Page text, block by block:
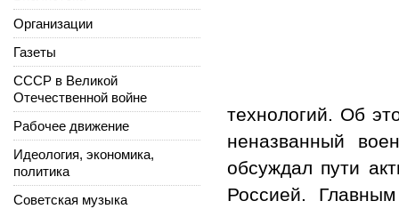
технологий. Об
неназванный
обсуждал пути
Россией.
Организации
Газеты
СССР в Великой
Отечественной войне
Рабочее движение
Идеология, экономика,
политика
Советская музыка